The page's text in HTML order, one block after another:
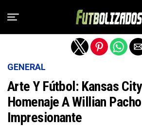
GENERAL
Arte Y Fútbol: Kansas
Homenaje A Willian
Impresionante
Salir de la versión